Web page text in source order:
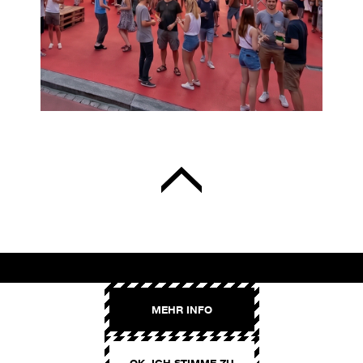
MEHR INFO
Binzmühlestrasse 170c
CH-8050 Zürich